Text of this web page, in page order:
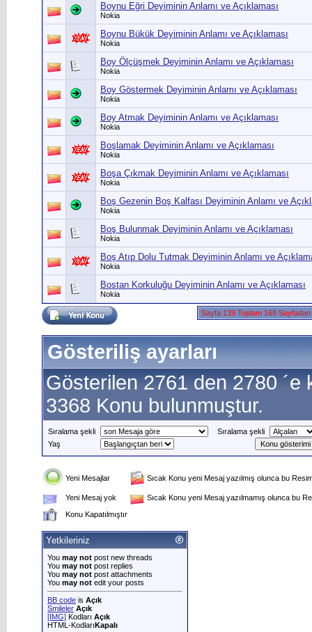
Boynu Eğri Deyiminin Anlamı ve Açıklaması
Nokia
Boynu Bükük Deyiminin Anlamı ve Açıklaması
Nokia
Boy Ölçüşmek Deyiminin Anlamı ve Açıklaması
Nokia
Boy Göstermek Deyiminin Anlamı ve Açıklaması
Nokia
Boy Atmak Deyiminin Anlamı ve Açıklaması
Nokia
Boşlamak Deyiminin Anlamı ve Açıklaması
Nokia
Boşa Çıkmak Deyiminin Anlamı ve Açıklaması
Nokia
Boş Gezenin Boş Kalfası Deyiminin Anlamı ve
Nokia
Boş Bulunmak Deyiminin Anlamı ve Açıklaması
Nokia
Boş Atıp Dolu Tutmak Deyiminin Anlamı ve
Nokia
Bostan Korkuluğu Deyiminin Anlamı ve Açıklaması
Nokia
Sayfa 139 Toplam 169 Sayfadan
Gösteriliş ayarları
Gösterilen 2761 den 2780 ´e
3368 Konu bulunmuştur.
Sıralama şekli
Sıralama şekli
Yaş
Yeni Mesajlar Sıcak Konu yeni Mesaj yazılmış olunca bu
Yeni Mesaj yok
Sıcak Konu yeni Mesaj yazılmamış olunca bu
Konu Kapatılmıştır
Yetkileriniz
You may not post new threads
You may not post replies
You may not post attachments
You may not edit your posts
BB code is Açık
Smileler Açık
[IMG] Kodları Açık
HTML-KodlarıKapalı